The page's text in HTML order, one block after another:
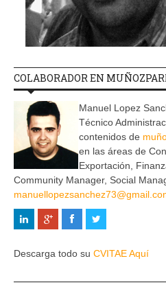
COLABORADOR EN
Manuel Lopez
Técnico
contenidos de
en las áreas de
Exportación,
Community Manager, Social
Descarga todo su CVITAE Aquí